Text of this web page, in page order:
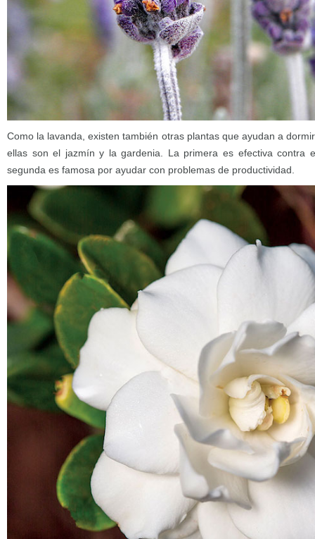
Como la lavanda, existen también otras plantas que ayudan a
ellas son el jazmín y la gardenia. La primera es efectiva contra
segunda es famosa por ayudar con problemas de productividad.